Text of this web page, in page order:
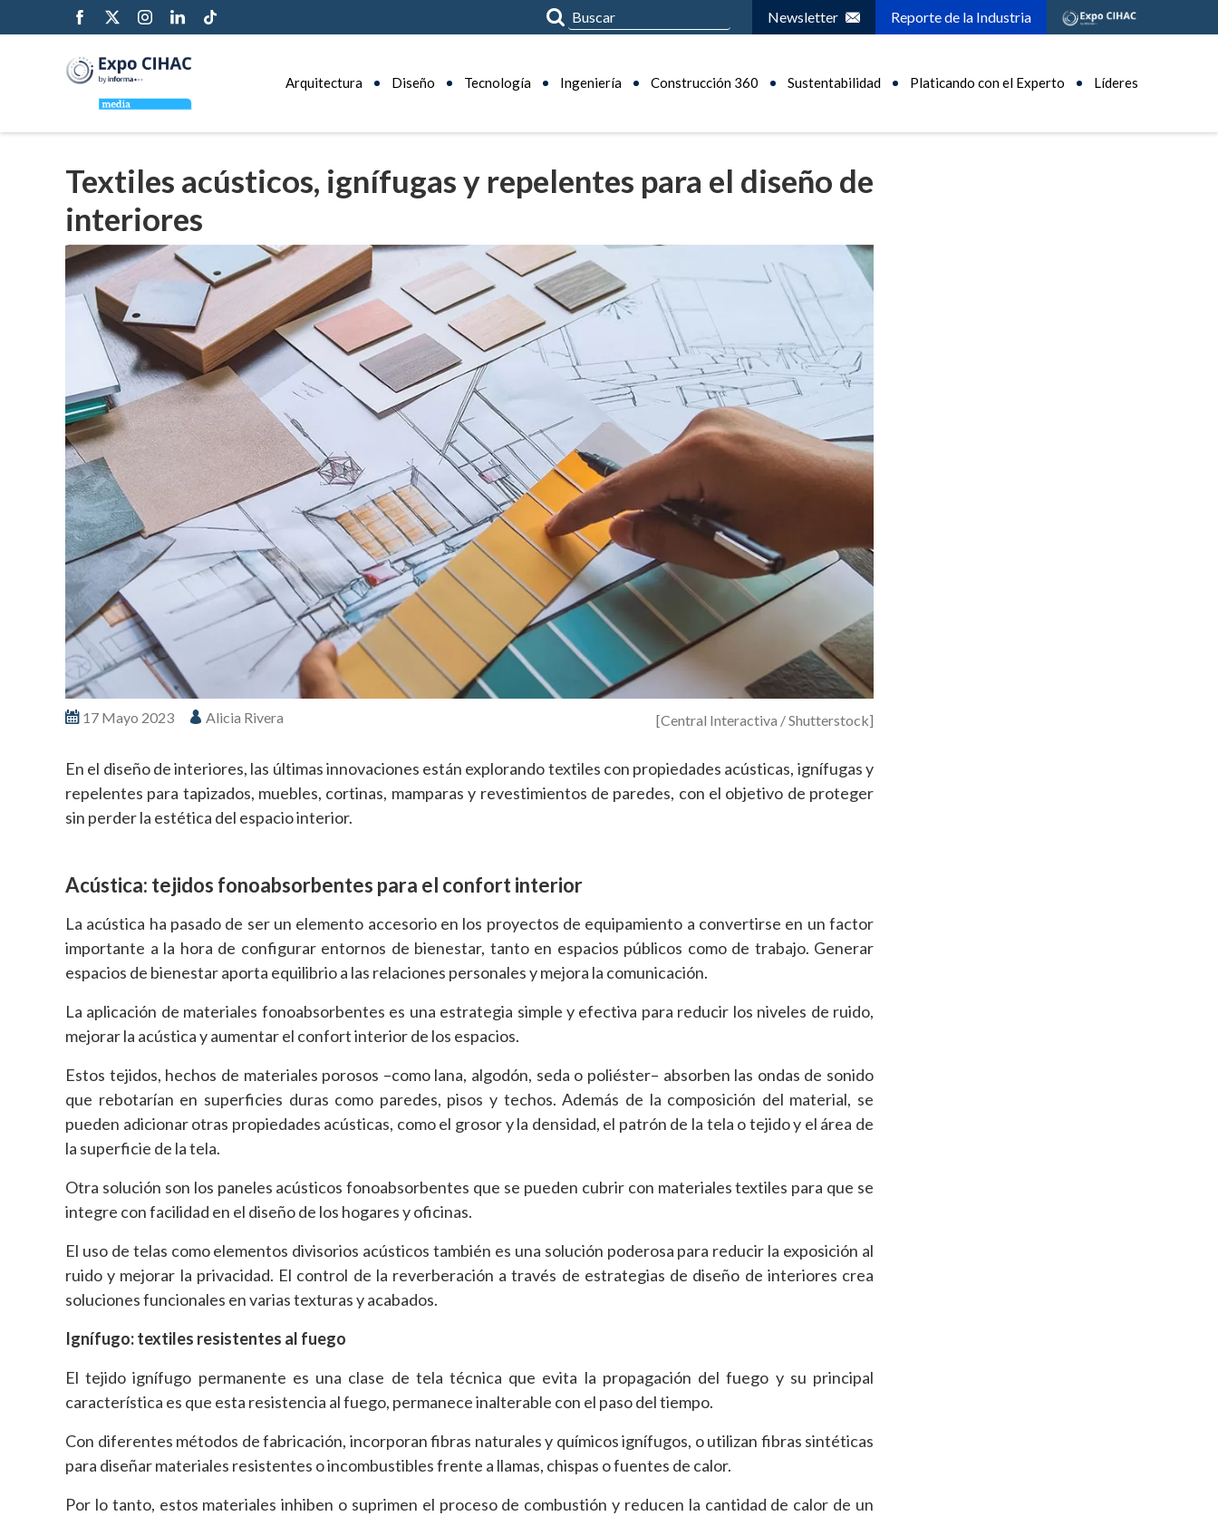
Newsletter Reporte de la Industria
Arquitectura Diseño Tecnología Ingeniería Construcción 360 Sustentabilidad Platicando con el Experto Líderes
Textiles acústicos, ignífugas y repelentes para el diseño de
interiores
17 Mayo 2023 Alicia Rivera [Central Interactiva / Shutterstock]
En el diseño de interiores, las últimas innovaciones están explorando textiles con propiedades acústicas, ignífugas y
repelentes para tapizados, muebles, cortinas, mamparas y revestimientos de paredes, con el objetivo de proteger
sin perder la estética del espacio interior.
Acústica: tejidos fonoabsorbentes para el confort interior
La acústica ha pasado de ser un elemento accesorio en los proyectos de equipamiento a convertirse en un factor
importante a la hora de configurar entornos de bienestar, tanto en espacios públicos como de trabajo. Generar
espacios de bienestar aporta equilibrio a las relaciones personales y mejora la comunicación.
La aplicación de materiales fonoabsorbentes es una estrategia simple y efectiva para reducir los niveles de ruido,
mejorar la acústica y aumentar el confort interior de los espacios.
Estos tejidos, hechos de materiales porosos –como lana, algodón, seda o poliéster– absorben las ondas de sonido
que rebotarían en superficies duras como paredes, pisos y techos. Además de la composición del material, se
pueden adicionar otras propiedades acústicas, como el grosor y la densidad, el patrón de la tela o tejido y el área de
la superficie de la tela.
Otra solución son los paneles acústicos fonoabsorbentes que se pueden cubrir con materiales textiles para que se
integre con facilidad en el diseño de los hogares y oficinas.
El uso de telas como elementos divisorios acústicos también es una solución poderosa para reducir la exposición al
ruido y mejorar la privacidad. El control de la reverberación a través de estrategias de diseño de interiores crea
soluciones funcionales en varias texturas y acabados.
Ignífugo: textiles resistentes al fuego
El tejido ignífugo permanente es una clase de tela técnica que evita la propagación del fuego y su principal
característica es que esta resistencia al fuego, permanece inalterable con el paso del tiempo.
Con diferentes métodos de fabricación, incorporan fibras naturales y químicos ignífugos, o utilizan fibras sintéticas
para diseñar materiales resistentes o incombustibles frente a llamas, chispas o fuentes de calor.
Por lo tanto, estos materiales inhiben o suprimen el proceso de combustión y reducen la cantidad de calor de un